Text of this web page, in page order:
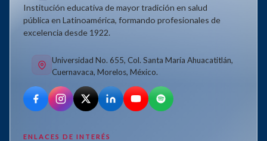
Institución educativa de mayor tradición en salud
pública en Latinoamérica, formando profesionales de
excelencia desde 1922.
Universidad No. 655, Col. Santa María Ahuacatitlán,
Cuernavaca, Morelos, México.
ENLACES DE INTERÉS